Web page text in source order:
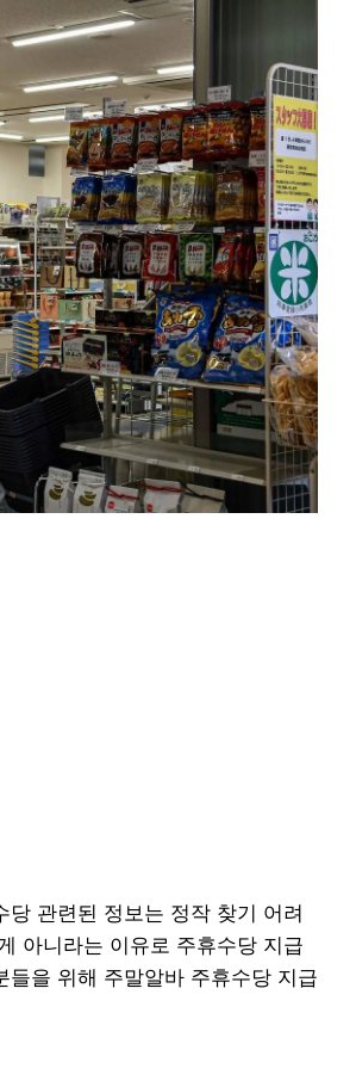
관련된 정보는 정작 찾기 어려
아니라는 이유로 주휴수당 지급
을 위해 주말알바 주휴수당 지급